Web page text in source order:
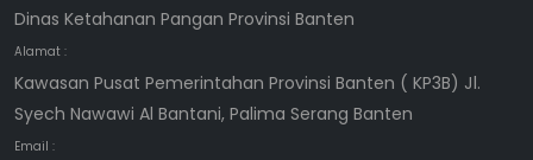
Dinas Ketahanan Pangan Provinsi Banten
Alamat :
Kawasan Pusat Pemerintahan Provinsi Banten ( KP3B) Jl.
Syech Nawawi Al Bantani, Palima Serang Banten
Email :